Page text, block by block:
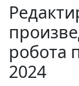
робота
2024